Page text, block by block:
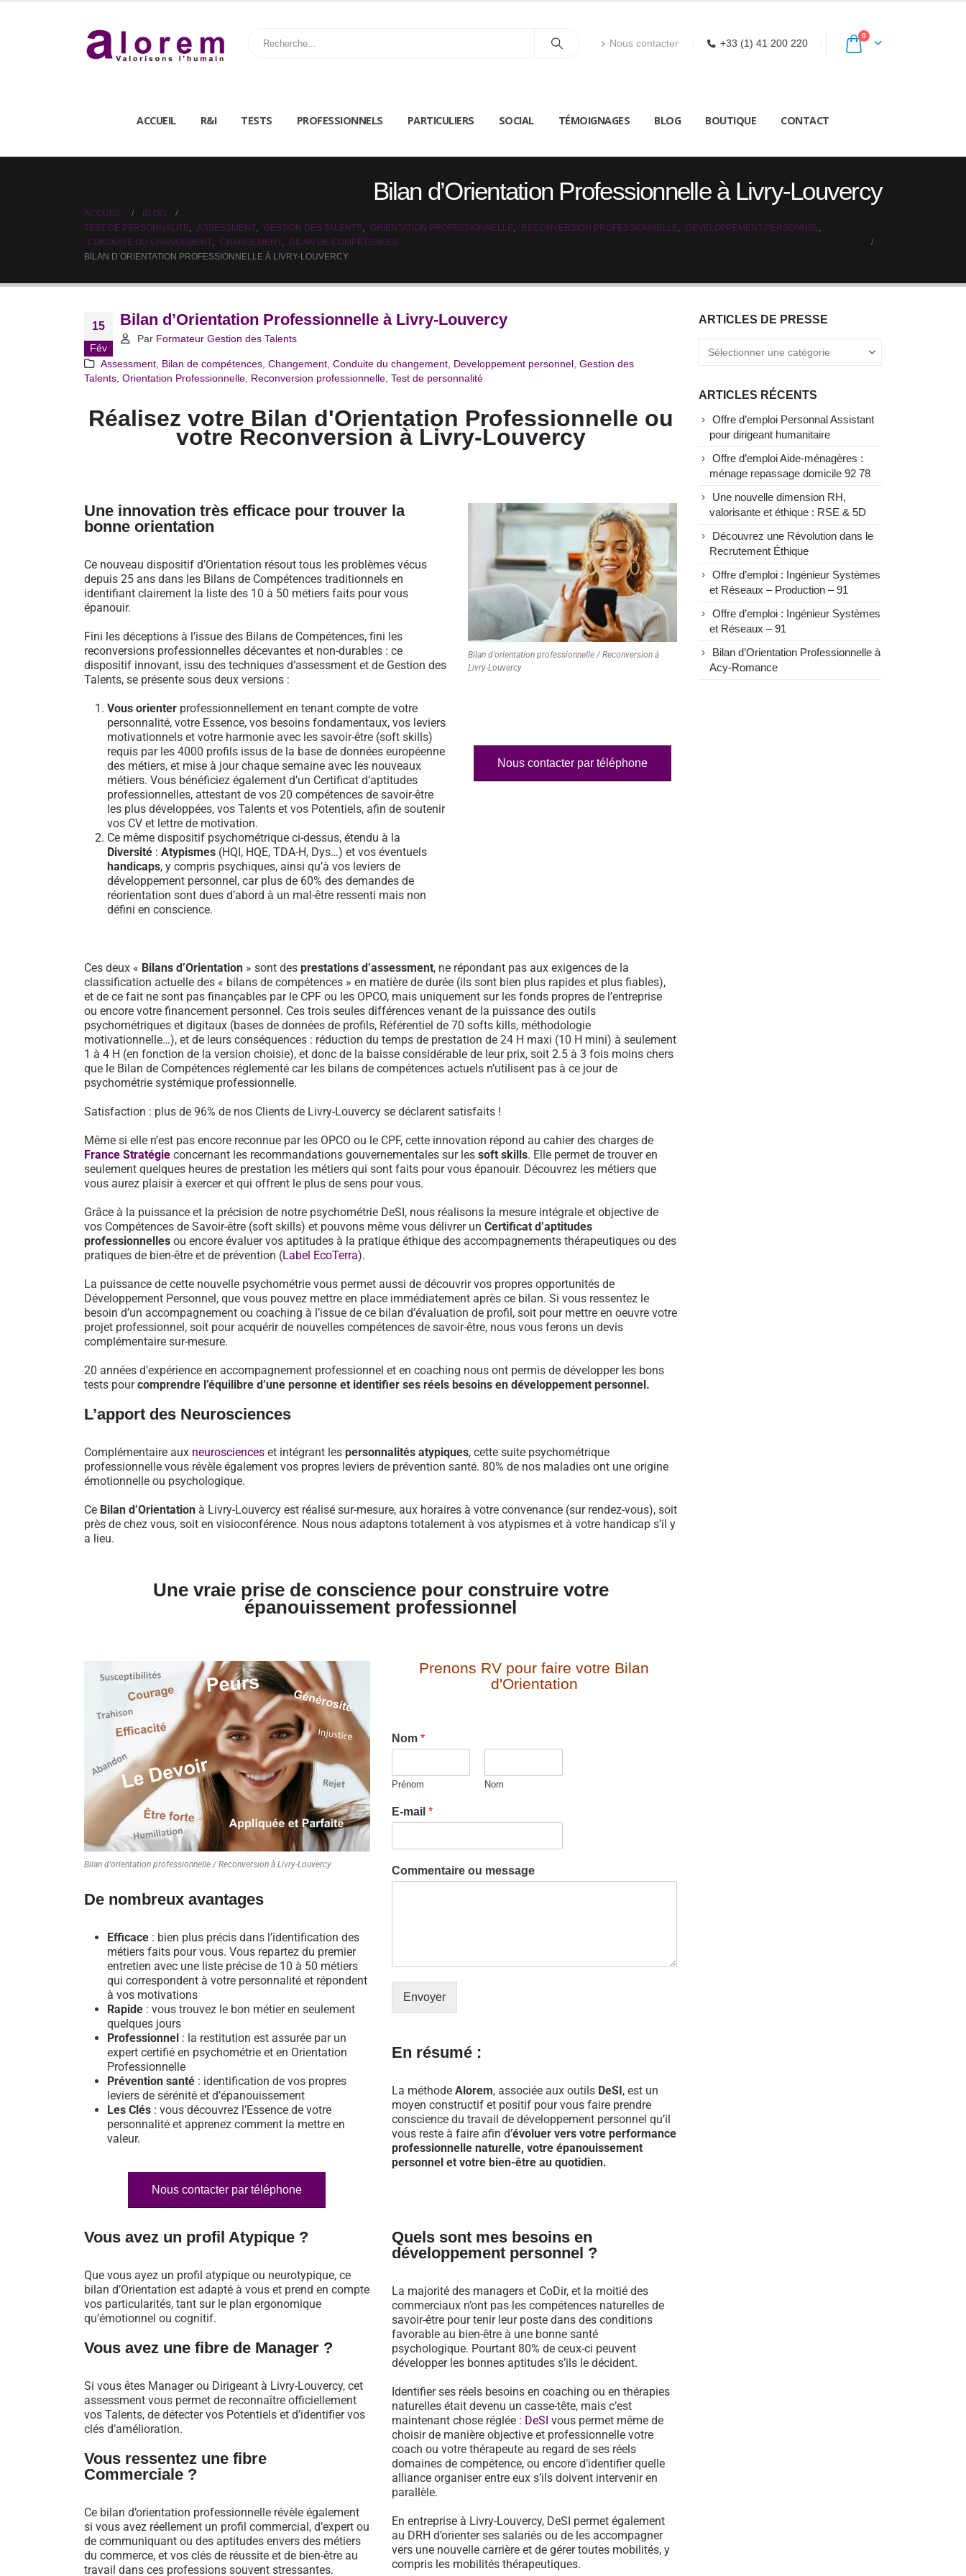
Nous contacter +33 (1) 41 200 220
0
ACCUEIL R&I TESTS PROFESSIONNELS PARTICULIERS SOCIAL TÉMOIGNAGES BLOG BOUTIQUE CONTACT
Bilan d’Orientation Professionnelle à Livry-Louvercy
ACCUEIL
BLOG
TEST DE PERSONNALITÉ
ASSESSMENT GESTION DES TALENTS ORIENTATION PROFESSIONNELLE RECONVERSION PROFESSIONNELLE DEVELOPPEMENT PERSONNEL
CONDUITE DU CHANGEMENT
CHANGEMENT
BILAN DE COMPÉTENCES
BILAN D’ORIENTATION PROFESSIONNELLE À LIVRY-LOUVERCY
15
Fév
Bilan d’Orientation Professionnelle à Livry-Louvercy
Par Formateur Gestion des Talents
Assessment Bilan de compétences ,Changement ,Conduite du changement Developpement personnel ,Gestion des
Talents Orientation Professionnelle Reconversion professionnelle Test de personnalité
Réalisez votre Bilan d'Orientation Professionnelle ou
votre Reconversion à Livry-Louvercy
Une innovation très efficace pour trouver la
bonne orientation
Ce nouveau dispositif d’Orientation résout tous les problèmes vécus
depuis 25 ans dans les Bilans de Compétences traditionnels en
identifiant clairement la liste des 10 à 50 métiers faits pour vous
épanouir.
Fini les déceptions à l’issue des Bilans de Compétences, fini les
reconversions professionnelles décevantes et non-durables : ce
dispositif innovant, issu des techniques d’assessment et de Gestion des
Talents, se présente sous deux versions :
Vous orienter professionnellement en tenant compte de votre
personnalité, votre Essence, vos besoins fondamentaux, vos leviers
motivationnels et votre harmonie avec les savoir-être (soft skills)
requis par les 4000 profils issus de la base de données européenne
des métiers, et mise à jour chaque semaine avec les nouveaux
métiers. Vous bénéficiez également d’un Certificat d’aptitudes
professionnelles, attestant de vos 20 compétences de savoir-être
les plus développées, vos Talents et vos Potentiels, afin de soutenir
vos CV et lettre de motivation.
Ce même dispositif psychométrique ci-dessus, étendu à la
Diversité : Atypismes (HQI, HQE, TDA-H, Dys…) et vos éventuels
handicaps, y compris psychiques, ainsi qu’à vos leviers de
développement personnel, car plus de 60% des demandes de
réorientation sont dues d’abord à un mal-être ressenti mais non
défini en conscience.
Bilan d'orientation professionnelle / Reconversion à
Livry-Louvercy
Nous contacter par téléphone
Ces deux « Bilans d’Orientation » sont des prestations d’assessment, ne répondant pas aux exigences de la
classification actuelle des « bilans de compétences » en matière de durée (ils sont bien plus rapides et plus fiables),
et de ce fait ne sont pas finançables par le CPF ou les OPCO, mais uniquement sur les fonds propres de l’entreprise
ou encore votre financement personnel. Ces trois seules différences venant de la puissance des outils
psychométriques et digitaux (bases de données de profils, Référentiel de 70 softs kills, méthodologie
motivationnelle…), et de leurs conséquences : réduction du temps de prestation de 24 H maxi (10 H mini) à seulement
1 à 4 H (en fonction de la version choisie), et donc de la baisse considérable de leur prix, soit 2.5 à 3 fois moins chers
que le Bilan de Compétences réglementé car les bilans de compétences actuels n’utilisent pas à ce jour de
psychométrie systémique professionnelle.
Satisfaction : plus de 96% de nos Clients de Livry-Louvercy se déclarent satisfaits !
Même si elle n’est pas encore reconnue par les OPCO ou le CPF, cette innovation répond au cahier des charges de
France Stratégie concernant les recommandations gouvernementales sur les soft skills. Elle permet de trouver en
seulement quelques heures de prestation les métiers qui sont faits pour vous épanouir. Découvrez les métiers que
vous aurez plaisir à exercer et qui offrent le plus de sens pour vous.
Grâce à la puissance et la précision de notre psychométrie DeSI, nous réalisons la mesure intégrale et objective de
vos Compétences de Savoir-être (soft skills) et pouvons même vous délivrer un Certificat d’aptitudes
professionnelles ou encore évaluer vos aptitudes à la pratique éthique des accompagnements thérapeutiques ou des
pratiques de bien-être et de prévention (Label EcoTerra).
La puissance de cette nouvelle psychométrie vous permet aussi de découvrir vos propres opportunités de
Développement Personnel, que vous pouvez mettre en place immédiatement après ce bilan. Si vous ressentez le
besoin d’un accompagnement ou coaching à l’issue de ce bilan d’évaluation de profil, soit pour mettre en oeuvre votre
projet professionnel, soit pour acquérir de nouvelles compétences de savoir-être, nous vous ferons un devis
complémentaire sur-mesure.
20 années d’expérience en accompagnement professionnel et en coaching nous ont permis de développer les bons
tests pourcomprendre l’équilibre d’une personne et identifier ses réels besoins en développement personnel.
L’apport des Neurosciences
Complémentaire aux neurosciences et intégrant les personnalités atypiques, cette suite psychométrique
professionnelle vous révèle également vos propres leviers de prévention santé. 80% de nos maladies ont une origine
émotionnelle ou psychologique.
Ce Bilan d’Orientation à Livry-Louvercy est réalisé sur-mesure, aux horaires à votre convenance (sur rendez-vous), soit
près de chez vous, soit en visioconférence. Nous nous adaptons totalement à vos atypismes et à votre handicap s’il y
a lieu.
Une vraie prise de conscience pour construire votre
épanouissement professionnel
Bilan d'orientation professionnelle / Reconversion à Livry-Louvercy
De nombreux avantages
Efficace : bien plus précis dans l’identification des
métiers faits pour vous. Vous repartez du premier
entretien avec une liste précise de 10 à 50 métiers
qui correspondent à votre personnalité et répondent
à vos motivations
Rapide : vous trouvez le bon métier en seulement
quelques jours
Professionnel : la restitution est assurée par un
expert certifié en psychométrie et en Orientation
Professionnelle
Prévention santé : identification de vos propres
leviers de sérénité et d’épanouissement
Les Clés : vous découvrez l’Essence de votre
personnalité et apprenez comment la mettre en
valeur.
Nous contacter par téléphone
Prenons RV pour faire votre Bilan
d'Orientation
Nom *
Prénom Nom
E-mail *
Commentaire ou message
Envoyer
En résumé :
La méthode Alorem, associée aux outils DeSI, est un
moyen constructif et positif pour vous faire prendre
conscience du travail de développement personnel qu’il
vous reste à faire afin d’évoluer vers votre performance
professionnelle naturelle, votre épanouissement
personnel et votre bien-être au quotidien.
Vous avez un profil Atypique ?
Que vous ayez un profil atypique ou neurotypique, ce
bilan d’Orientation est adapté à vous et prend en compte
vos particularités, tant sur le plan ergonomique
qu’émotionnel ou cognitif.
Vous avez une fibre de Manager ?
Si vous êtes Manager ou Dirigeant à Livry-Louvercy, cet
assessment vous permet de reconnaître officiellement
vos Talents, de détecter vos Potentiels et d’identifier vos
clés d’amélioration.
Vous ressentez une fibre
Commerciale ?
Ce bilan d’orientation professionnelle révèle également
si vous avez réellement un profil commercial, d’expert ou
de communiquant ou des aptitudes envers des métiers
du commerce, et vos clés de réussite et de bien-être au
travail dans ces professions souvent stressantes.
Quels sont mes besoins en
développement personnel ?
La majorité des managers et CoDir, et la moitié des
commerciaux n’ont pas les compétences naturelles de
savoir-être pour tenir leur poste dans des conditions
favorable au bien-être à une bonne santé
psychologique. Pourtant 80% de ceux-ci peuvent
développer les bonnes aptitudes s’ils le décident.
Identifier ses réels besoins en coaching ou en thérapies
naturelles était devenu un casse-tête, mais c’est
maintenant chose réglée : DeSI vous permet même de
choisir de manière objective et professionnelle votre
coach ou votre thérapeute au regard de ses réels
domaines de compétence, ou encore d’identifier quelle
alliance organiser entre eux s’ils doivent intervenir en
parallèle.
En entreprise à Livry-Louvercy, DeSI permet également
au DRH d’orienter ses salariés ou de les accompagner
vers une nouvelle carrière et de gérer toutes mobilités, y
compris les mobilités thérapeutiques.
ARTICLES DE PRESSE
ARTICLES RÉCENTS
Offre d’emploi Personnal Assistant
pour dirigeant humanitaire
Offre d’emploi Aide-ménagères :
ménage repassage domicile 92 78
Une nouvelle dimension RH,
valorisante et éthique : RSE & 5D
Découvrez une Révolution dans le
Recrutement Éthique
Offre d’emploi : Ingénieur Systèmes
et Réseaux – Production – 91
Offre d’emploi : Ingénieur Systèmes
et Réseaux – 91
Bilan d’Orientation Professionnelle à
Acy-Romance